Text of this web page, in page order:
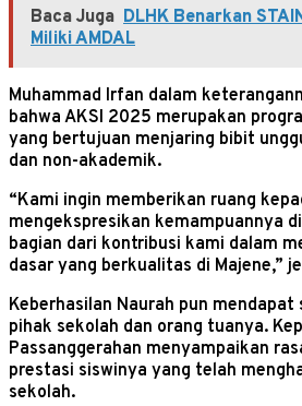
Baca Juga DLHK Benarkan
Miliki AMDAL
Muhammad Irfan dalam
bahwa AKSI 2025 merupakan
yang bertujuan menjaring bibit
dan non-akademik.
“Kami ingin memberikan ruang
mengekspresikan kemampuannya
bagian dari kontribusi kami dalam
dasar yang berkualitas di Majene,”
Keberhasilan Naurah pun
pihak sekolah dan orang tuanya.
Passanggerahan menyampaikan
prestasi siswinya yang telah
sekolah.